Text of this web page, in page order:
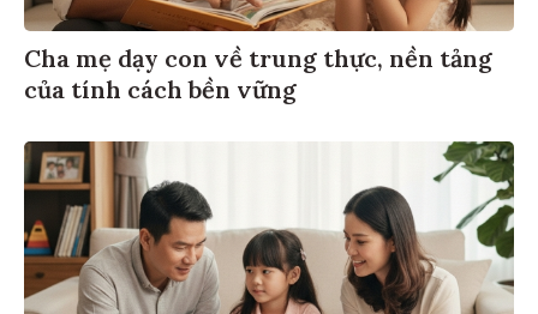
Cha mẹ dạy con về trung thực, nền tảng
của tính cách bền vững